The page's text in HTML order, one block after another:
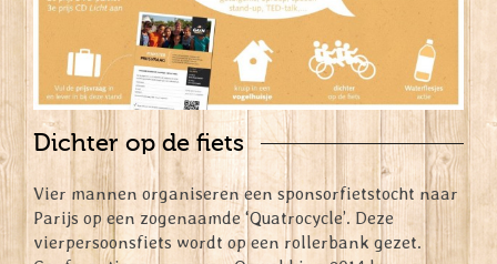
Dichter op de fiets
Vier mannen organiseren een sponsorfietstocht naar
Parijs op een zogenaamde ‘Quatrocycle’. Deze
vierpersoonsfiets wordt op een rollerbank gezet.